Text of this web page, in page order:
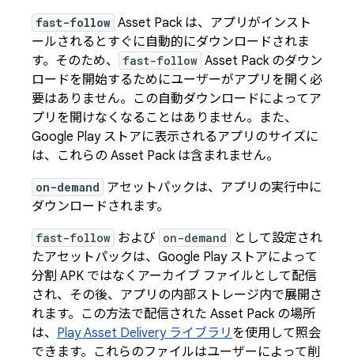
fast-follow Asset Pack は、アプリがインスト
ールされるとすぐに自動的にダウンロードされま
す。そのため、
fast-follow Asset Pack のダウン
ロードを開始するためにユーザーがアプリを開く必
要はありません。この自動ダウンロードによってア
プリを開けなくなることはありません。また、
Google Play ストアに表示されるアプリのサイズに
は、これらの Asset Pack は含まれません。
on-demand アセットパックは、アプリの実行中に
ダウンロードされます。
fast-follow および on-demand
として設定され
たアセットパックは、Google Play ストアによって
分割 APK ではなくアーカイブ ファイルとして配信
され、その後、アプリの内部ストレージ内で展開さ
れます。この方法で配信された Asset Pack の場所
は、 Play Asset Delivery ライブラリ を使用して照会
できます。これらのファイルはユーザーによって削